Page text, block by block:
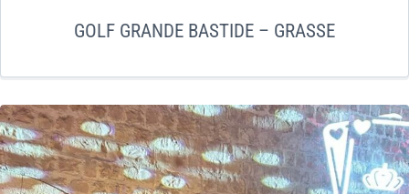
GOLF GRANDE BASTIDE – GRASSE